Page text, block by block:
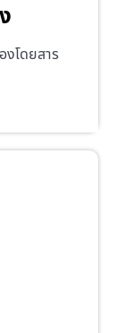
งโดยสาร